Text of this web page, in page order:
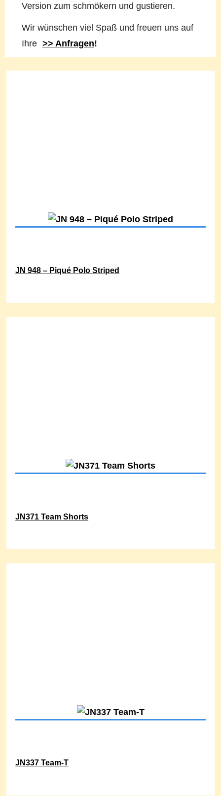
Version zum schmökern und gustieren.
Wir wünschen viel Spaß und freuen uns auf
Ihre >> Anfragen!
JN 948 – Piqué Polo Striped
JN371 Team Shorts
JN337 Team-T